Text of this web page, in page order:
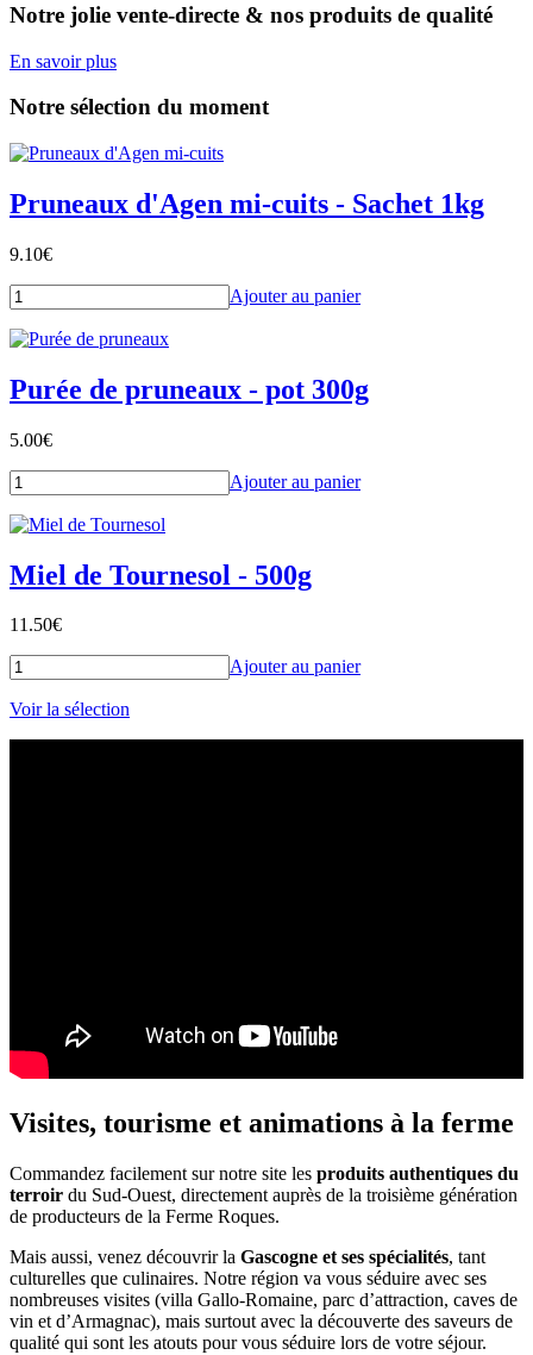
Les couleurs, les senteurs : un vrai plaisir
Comme c'est beau quand la nature se réveille !!!
Notre jolie vente-directe & nos produits de qualité
En savoir plus
Notre sélection du moment
Pruneaux d'Agen mi-cuits - Sachet 1kg
9.10€
Ajouter au panier
Purée de pruneaux - pot 300g
5.00€
Ajouter au panier
Miel de Tournesol - 500g
11.50€
Ajouter au panier
Voir la sélection
Visites, tourisme et animations à la ferme
Commandez facilement sur notre site les produits authentiques du
terroir du Sud-Ouest, directement auprès de la troisième génération
de producteurs de la Ferme Roques.
Mais aussi, venez découvrir la Gascogne et ses spécialités, tant
culturelles que culinaires. Notre région va vous séduire avec ses
nombreuses visites (villa Gallo-Romaine, parc d’attraction, caves de
vin et d’Armagnac), mais surtout avec la découverte des saveurs de
qualité qui sont les atouts pour vous séduire lors de votre séjour.